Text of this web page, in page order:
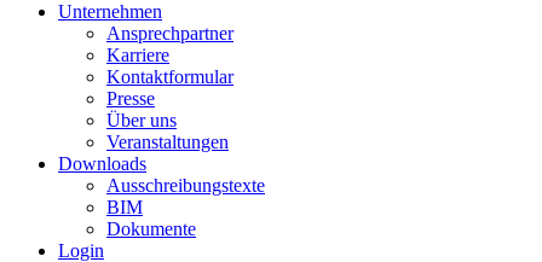
Unternehmen
Ansprechpartner
Karriere
Kontaktformular
Presse
Über uns
Veranstaltungen
Downloads
Ausschreibungstexte
BIM
Dokumente
Login